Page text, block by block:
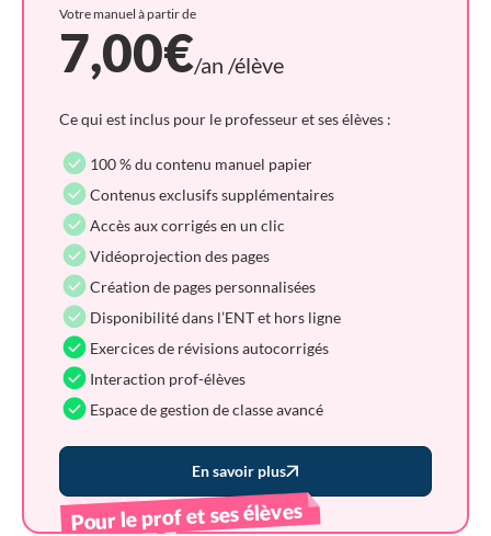
Votre manuel à partir de
7,00€/an /élève
Ce qui est inclus pour le professeur et ses élèves :
100 % du contenu manuel papier
Contenus exclusifs supplémentaires
Accès aux corrigés en un clic
Vidéoprojection des pages
Création de pages personnalisées
Disponibilité dans l’ENT et hors ligne
Exercices de révisions autocorrigés
Interaction prof-élèves
Espace de gestion de classe avancé
En savoir plus
Pour le prof et ses élèves